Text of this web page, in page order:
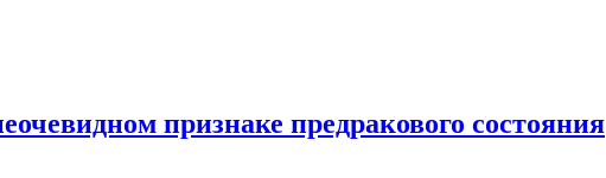
признаке предракового состояния